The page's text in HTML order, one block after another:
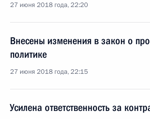
27 июня 2018 года, 22:20
Внесены изменения в закон о
политике
27 июня 2018 года, 22:15
Усилена ответственность за